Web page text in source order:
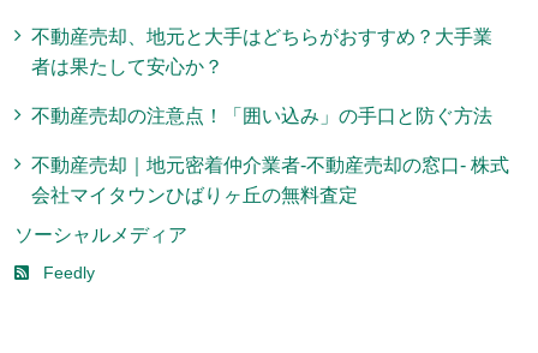
不動産売却、地元と大手はどちらがおすすめ？大手業
者は果たして安心か？
不動産売却の注意点！「囲い込み」の手口と防ぐ方法
不動産売却｜地元密着仲介業者-不動産売却の窓口- 株式
会社マイタウンひばりヶ丘の無料査定
ソーシャルメディア
Feedly